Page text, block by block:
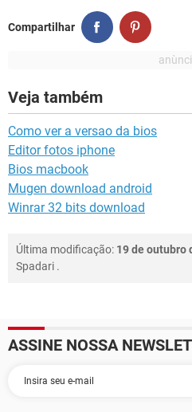
Compartilhar
Veja também
Como ver a versao da bios
Editor fotos iphone
Bios macbook
Mugen download android
Winrar 32 bits download
Última modificação: 19 de outubro
Spadari .
ASSINE NOSSA